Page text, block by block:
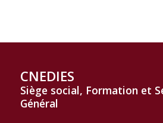
CNEDIES
Siège social, Formation et
Général